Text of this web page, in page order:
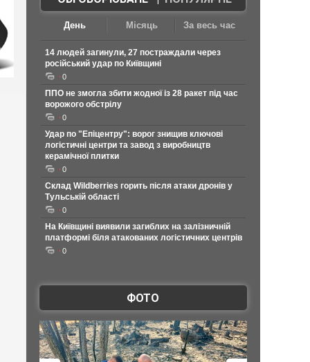
День Місяць За весь час
14 людей загинули, 27 постраждали через
російський удар по Київщині
0
ППО не змогла збити жодної із 28 ракет під час
ворожого обстрілу
0
Удар по "Епіцентру": ворог знищив ключові
логістичні центри та завод з виробництв
керамічної плитки
0
Склад Wildberries горить після атаки дронів у
Тульській області
0
На Київщині виявили загиблих на залізничній
платформі біля атакованих логістичних центрів
0
ФОТО